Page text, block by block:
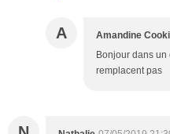
A Amandine
Bonjour dans un
remplacent pas